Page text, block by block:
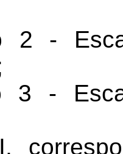
2 -
3 -